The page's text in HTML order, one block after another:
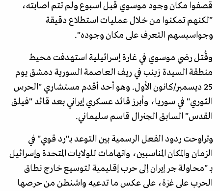
قصفوا مكان وجود موسوي قبل اسبوع ولم تتم اصابته،
"لكنهم تمكنوا من خلال عمليات استطلاع دقيقة
وجواسيسهم التعرف على مكان وجوده".
وقُتل رضي موسوي في غارة إسرائيلية استهدفت محيط
منطقة السيدة زينب في ريف العاصمة السورية دمشق يوم
25 ديسمبر/كانون الأول. وهو أحد أقدم مستشاري "الحرس
الثوري" في سوريا، وأبرز قائد عسكري إيراني بعد قائد "فيلق
القدس" السابق الجنرال قاسم سليماني.
وتراوحت ردود الفعل الرسمية بين التوعد بـ"رد قوي" في
الزمان والمكان المناسبين، واتهامات للولايات المتحدة وإسرائيل
بـ "محاولة جر إيران إلى حرب إقليمية لتوسيع خارج نطاق
الحرب على غزة، على عكس ما تدعيه واشنطن من حرصها